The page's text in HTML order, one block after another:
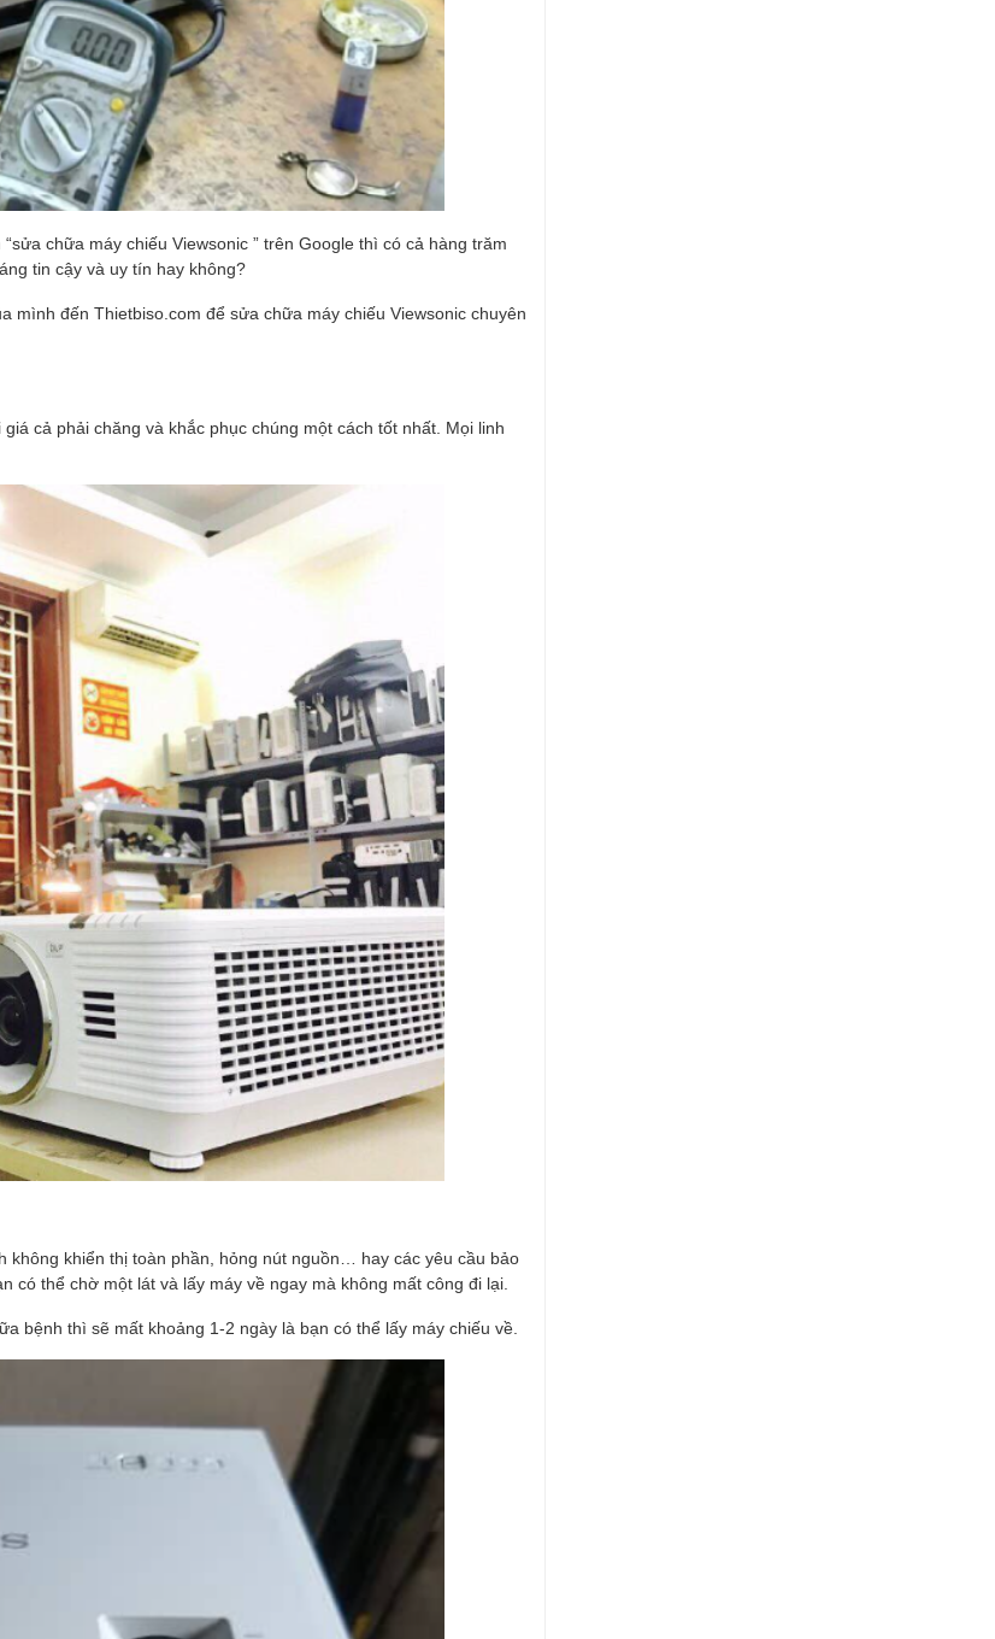
chữa máy chiếu Viewsonic ” trên Google thì có cả hàng trăm
tin cậy và uy tín hay không?
đến Thietbiso.com để sửa chữa máy chiếu Viewsonic chuyên
cả phải chăng và khắc phục chúng một cách tốt nhất. Mọi linh
khiển thị toàn phần, hỏng nút nguồn… hay các yêu cầu bảo
thể chờ một lát và lấy máy về ngay mà không mất công đi lại.
bệnh thì sẽ mất khoảng 1-2 ngày là bạn có thể lấy máy chiếu về.